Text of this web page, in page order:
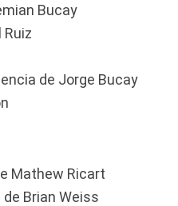
Bucay
Ruiz
de Jorge Bucay
Mathew Ricart
Brian Weiss